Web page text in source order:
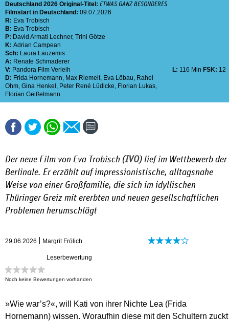
Deutschland 2026 Original-Titel: ETWAS GANZ BESONDERES
Filmstart in Deutschland: 09.07.2026
R: Eva Trobisch
B: Eva Trobisch
P: David Armati Lechner, Trini Götze
K: Adrian Campean
Sch: Laura Lauzemis
A: Renate Schmaderer
V: Pandora Film Verleih L: 116 Min FSK: 12
D: Frida Hornemann, Max Riemelt, Eva Löbau, Rahel
Ohm, Gina Henkel , Peter René Lüdicke, Florian Lukas,
Florian Geißelmann
Der neue Film von Eva Trobisch (IVO) lief im Wettbewerb der
Berlinale. Er erzählt auf impressionistische, alltagsnahe
Weise von einer Großfamilie, die sich im idyllischen
Thüringer Greiz mit ererbten und neuen gesellschaftlichen
Problemen herumschlägt
29.06.2026 Margrit Frölich
Leserbewertung
Noch keine Bewertungen vorhanden
»Wie war’s?«, will Kati von ihrer Nichte Lea (Frida
Hornemann) wissen. Woraufhin diese mit den Schultern zuckt